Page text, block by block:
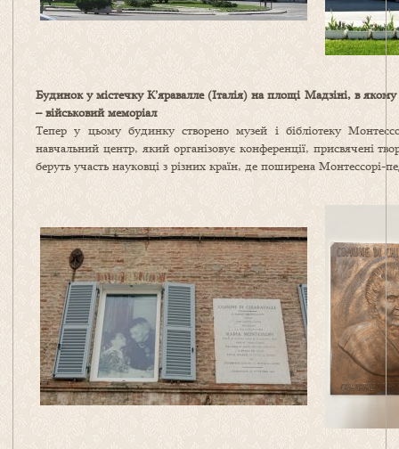
Будинок умістечкуК’яравалле(Італія) на площі Мадзіні, в
– військовий меморіал
Тепер у цьому будинку створено музей і бібліотеку
навчальний центр, який організовує конференції, присвячені
беруть участь науковці з різних країн, де поширена Монтессорі-